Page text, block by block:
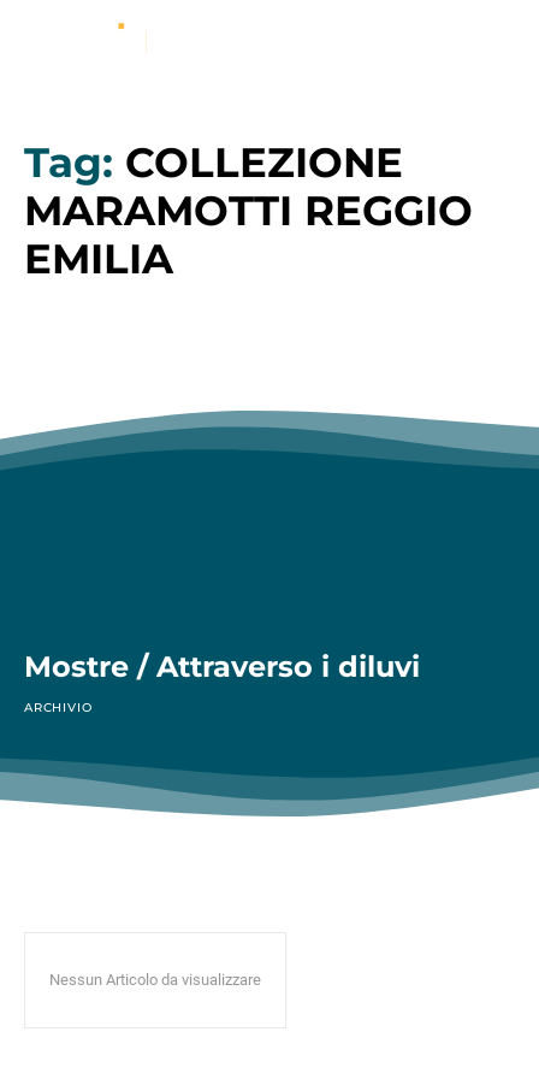
Tag: COLLEZIONE
MARAMOTTI REGGIO
EMILIA
Mostre / Attraverso i diluvi
ARCHIVIO
Nessun Articolo da visualizzare